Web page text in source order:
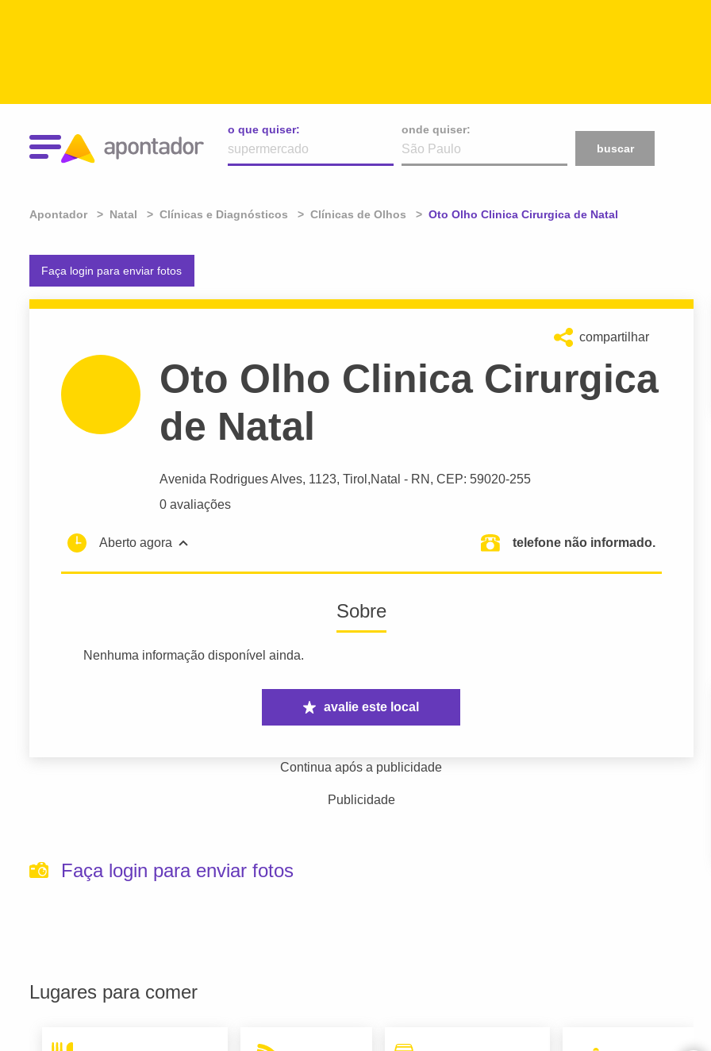
o que quiser:
onde quiser:
buscar
Apontador Natal Clínicas e Diagnósticos Clínicas de Olhos Atual:
Oto Olho Clinica Cirurgica de Natal
Faça login para enviar fotos
compartilhar
Oto Olho Clinica Cirurgica
de Natal
Avenida Rodrigues Alves, 1123, Tirol,Natal - RN, CEP: 59020-255
0 avaliações
Aberto agora telefone não informado.
Sobre
Nenhuma informação disponível ainda.
avalie este local
Continua após a publicidade
Publicidade
Faça login para enviar fotos
Lugares para comer